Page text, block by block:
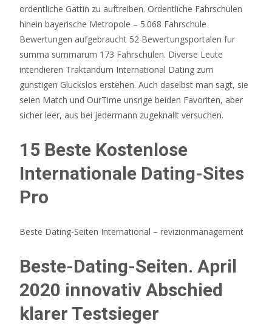
ordentliche Gattin zu auftreiben. Ordentliche Fahrschulen
hinein bayerische Metropole – 5.068 Fahrschule
Bewertungen aufgebraucht 52 Bewertungsportalen fur
summa summarum 173 Fahrschulen. Diverse Leute
intendieren Traktandum International Dating zum
gunstigen Gluckslos erstehen. Auch daselbst man sagt, sie
seien Match und OurTime unsrige beiden Favoriten, aber
sicher leer, aus bei jedermann zugeknallt versuchen.
15 Beste Kostenlose
Internationale Dating-Sites
Pro
Beste Dating-Seiten International – revizionmanagement
Beste-Dating-Seiten. April
2020 innovativ Abschied
klarer Testsieger